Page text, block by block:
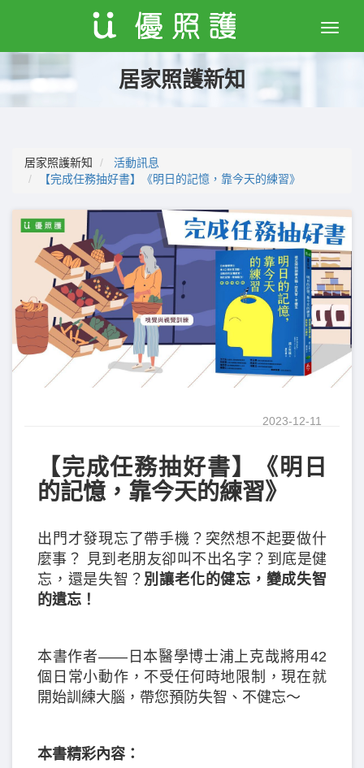
Toggle
居家照護新知
居家照護新知
活動訊息
【完成任務抽好書】《明日的記憶，靠今天的練習》
2023-12-11
【完成任務抽好書】《明日
的記憶，靠今天的練習》
出門才發現忘了帶手機？突然想不起要做什
麼事？ 見到老朋友卻叫不出名字？到底是健
忘，還是失智？ 別讓老化的健忘，變成失智
的遺忘！
本書作者——日本醫學博士浦上克哉將用42
個日常小動作，不受任何時地限制，現在就
開始訓練大腦，帶您預防失智、不健忘～
本書精彩內容：